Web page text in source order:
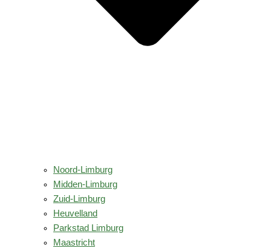
Noord-Limburg
Midden-Limburg
Zuid-Limburg
Heuvelland
Parkstad Limburg
Maastricht